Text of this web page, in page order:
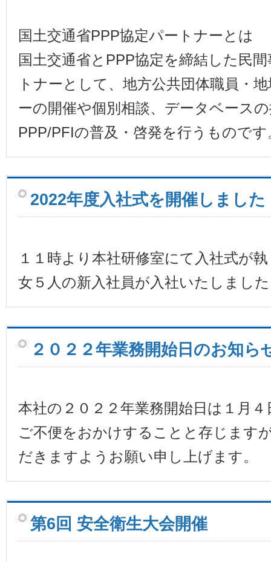
国土交通省PPP協定パートナーとは
国土交通省とPPP協定を締結した民
トナーとして、地方公共団体職員・
ーの開催や個別相談、データベース
PPP/PFIの普及・啓発を行うものです
2022年度入社式を開催しました
１１時より本社研修室にて入社式が
女５人の新入社員が入社いたしまし
２０２２年業務開始日のお知ら
本社の２０２２年業務開始日は１月
ご不便をおかけすることと存じます
だきますようお願い申し上げます。
第6回 安全衛生大会開催